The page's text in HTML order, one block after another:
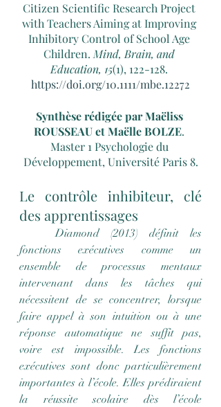
Citizen Scientific Research Project
with Teachers Aiming at Improving
Inhibitory Control of School Age
Children. Mind, Brain, and
Education, 15(1), 122-128.
https://doi.org/10.1111/mbe.12272
Synthèse rédigée par Maëliss
ROUSSEAU et Maëlle BOLZE.
Master 1 Psychologie du
Développement, Université Paris 8.
Le contrôle inhibiteur, clé
des apprentissages
	Diamond (2013) définit les
fonctions exécutives comme un
ensemble de processus mentaux
intervenant dans les tâches qui
nécessitent de se concentrer, lorsque
faire appel à son intuition ou à une
réponse automatique ne suffit pas,
voire est impossible. Les fonctions
exécutives sont donc particulièrement
importantes à l’école. Elles prédiraient
la réussite scolaire dès l’école